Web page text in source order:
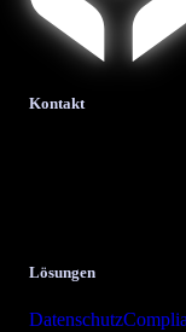
Kontakt
Lösungen
Datenschutz